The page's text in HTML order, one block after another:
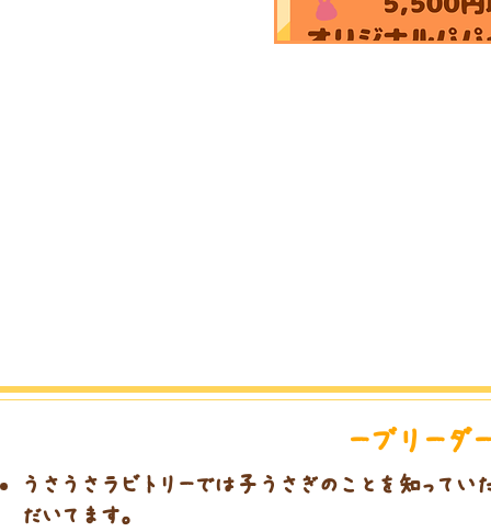
ーブリーダ
うさうさラビトリーでは子うさぎのことを知ってい
だいてます。